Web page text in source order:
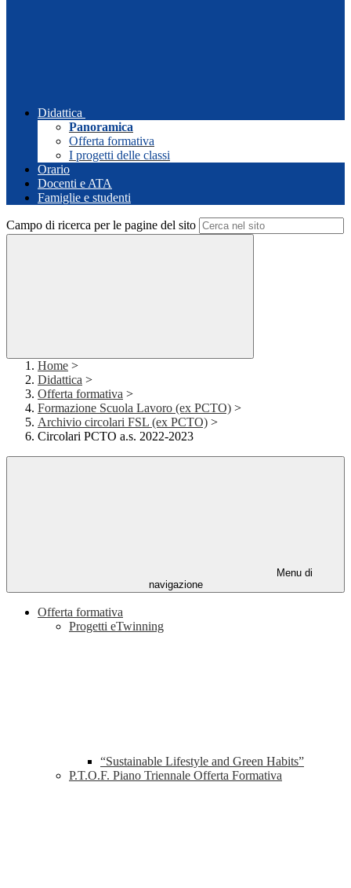
Didattica
Panoramica
Offerta formativa
I progetti delle classi
Orario
Docenti e ATA
Famiglie e studenti
Campo di ricerca per le pagine del sito
Home >
Didattica >
Offerta formativa >
Formazione Scuola Lavoro (ex PCTO) >
Archivio circolari FSL (ex PCTO) >
Circolari PCTO a.s. 2022-2023
Menu di
navigazione
Offerta formativa
Progetti eTwinning
“Sustainable Lifestyle and Green Habits”
P.T.O.F. Piano Triennale Offerta Formativa